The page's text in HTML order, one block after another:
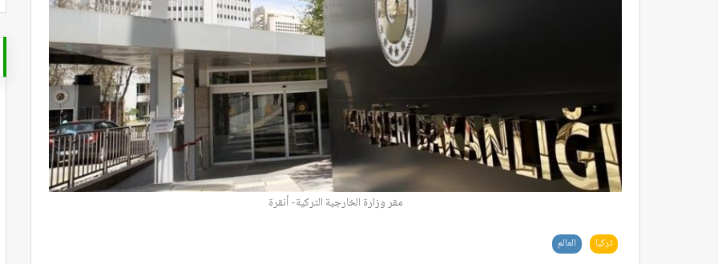
مقر وزارة الخارجية التركية- أنقرة
تركيا العالم